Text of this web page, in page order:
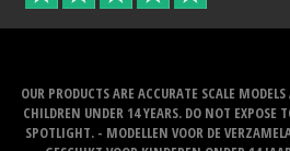
OUR PRODUCTS ARE ACCURATE SCALE
CHILDREN UNDER 14 YEARS. DO NOT EXPOSE
SPOTLIGHT. - MODELLEN VOOR DE